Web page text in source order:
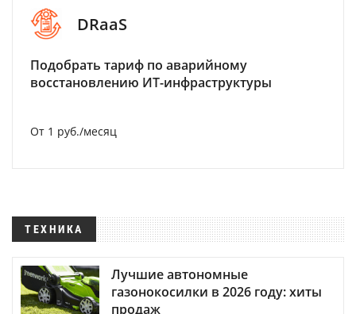
DRaaS
Подобрать тариф по аварийному
восстановлению ИТ-инфраструктуры
От 1 руб./месяц
ТЕХНИКА
Лучшие автономные
газонокосилки в 2026 году: хиты
продаж